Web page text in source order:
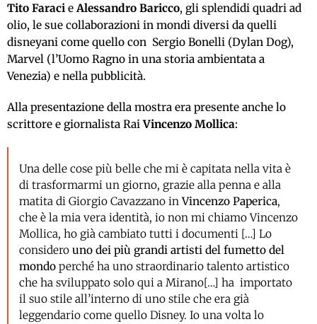
Tito Faraci eAlessandro Baricco, gli splendidi quadri ad
olio, le sue collaborazioni in mondi diversi da quelli
disneyani come quello con Sergio Bonelli (Dylan Dog),
Marvel (l’Uomo Ragno in una storia ambientata a
Venezia) e nella pubblicità.
Alla presentazione della mostra era presente anche lo
scrittore e giornalista RaiVincenzo Mollica:
Una delle cose più belle che mi è capitata nella vita è
di trasformarmi un giorno, grazie alla penna e alla
matita di Giorgio Cavazzano inVincenzo Paperica,
che è la mia vera identità, io non mi chiamo Vincenzo
Mollica, ho già cambiato tutti i documenti […] Lo
considerouno dei più grandi artisti del fumetto del
mondo perché ha uno straordinario talento artistico
che ha sviluppato solo qui a Mirano[…] ha importato
il suo stile all’interno di uno stile che era già
leggendario come quello Disney. Io una volta lo